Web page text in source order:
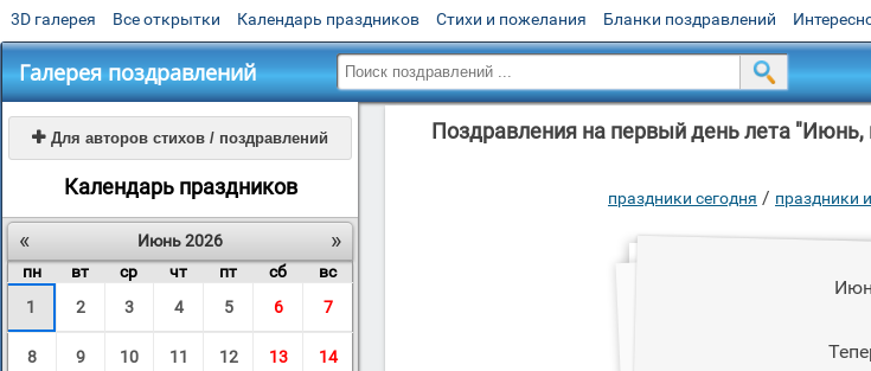
3D галерея Все открытки Календарь праздников Стихи и пожелания Бланки поздравлений
Галерея поздравлений
 Для авторов стихов / поздравлений
Календарь праздников
« »
Июнь 2026
пн
вт ср чт пт сб
вс
1
2 3 4 5 6 7
8 9 10 11 12 13 14
Поздравления на первый день лета
праздники сегодня / праздники